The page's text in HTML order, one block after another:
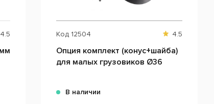
4.5 Код 12504 4.5
Опция комплект (конус+шайба)
для малых грузовиков Ø36
В наличии